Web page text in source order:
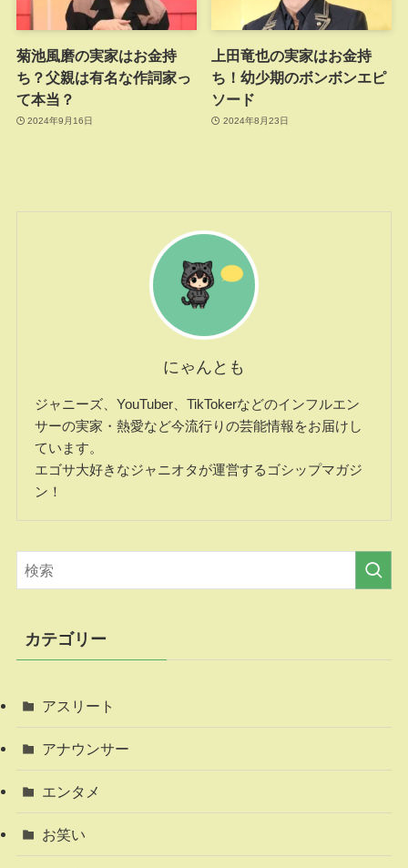
菊池風磨の実家はお金持
ち？父親は有名な作詞家っ
て本当？
2024年9月16日
上田竜也の実家はお金持
ち！幼少期のボンボンエピ
ソード
2024年8月23日
にゃんとも
ジャニーズ、YouTuber、TikTokerなどのインフルエン
サーの実家・熱愛など今流行りの芸能情報をお届けし
ています。
エゴサ大好きなジャニオタが運営するゴシップマガジ
ン！
カテゴリー
アスリート
アナウンサー
エンタメ
お笑い